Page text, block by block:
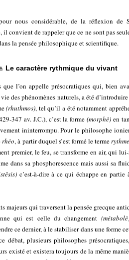
nous considérable, de la réflexion de
convient de rappeler que ce ne sont pas
la pensée philosophique et scientifique.
Le caractère rythmique du vivant
l’on appelle présocratiques qui, bien
des phénomènes naturels, a été
(rhuthmos), tel qu’il a été notamment
347 av. J.C.), c’est la forme(morphè) en
ininterrompu. Pour le philosophe
rhéo, à partir duquel s’est formé le terme
premier, le feu, se transforme en air, qui
dans sa phosphorescence mais aussi sa
c’est-à-dire à ce qui échappe en
majeurs qui traversent la pensée grecque
qui est celle du changement
ce dernier, à le stabiliser dans une forme
débat, plusieurs philosophes
existé et existera toujours de la même